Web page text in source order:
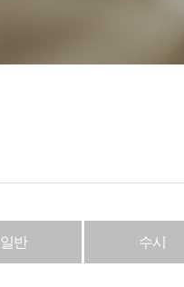
일반 수시